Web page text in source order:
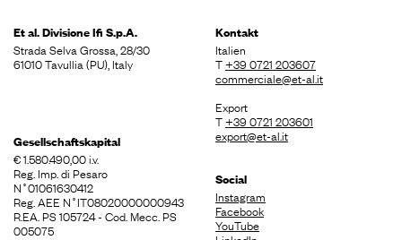
Et al. DivisioneIfi S.p.A.
Strada Selva Grossa, 28/30
61010 Tavullia (PU), Italy
Gesellschaftskapital
€ 1.580.490,00 i.v.
Reg. Imp. di Pesaro
N˚01061630412
Reg. AEE N˚IT08020000000943
R.EA. PS 105724 - Cod. Mecc. PS
005075
Kontakt
Italien
T+39 0721 203607
commerciale@et-al.it
Export
T+39 0721 203601
export@et-al.it
Social
Instagram
Facebook
YouTube